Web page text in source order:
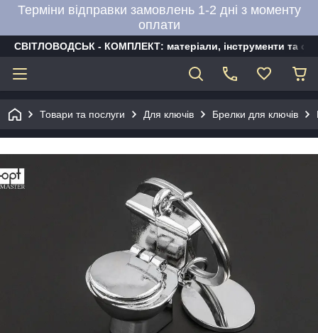
Терміни відправки замовлень 1-2 дні з моменту
оплати
СВІТЛОВОДСЬК - КОМПЛЕКТ: матеріали, інструменти та
Товари та послуги Для ключів Брелки для ключів